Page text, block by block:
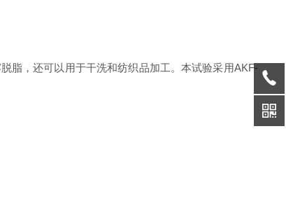
脂，还可以用于干洗和纺织品加工。本试验采用AKF-